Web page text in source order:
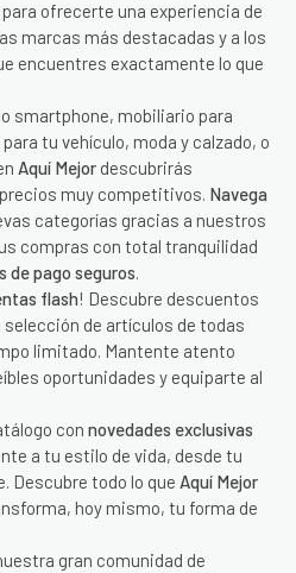
ofrecerte una experiencia de
marcas más destacadas y a los
encuentres exactamente lo que
smartphone, mobiliario para
tu vehículo, moda y calzado, o
Aquí Mejor descubrirás
muy competitivos. Navega
categorías gracias a nuestros
compras con total tranquilidad
de pago seguros.
flash! Descubre descuentos
de artículos de todas
limitado. Mantente atento
oportunidades y equiparte al
con novedades exclusivas
a tu estilo de vida, desde tu
Descubre todo lo que Aquí Mejor
hoy mismo, tu forma de
gran comunidad de